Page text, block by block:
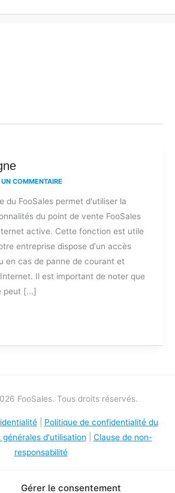
Gérer le consentement
COMMENTAIRE
du FooSales permet d'utiliser la
du point de vente FooSales
active. Cette fonction est utile
entreprise dispose d'un accès
en cas de panne de courant et
Il est important de noter que
peut [...]
FooSales. Tous droits réservés.
| Politique de confidentialité du
générales d'utilisation
Clause de non-
responsabilité